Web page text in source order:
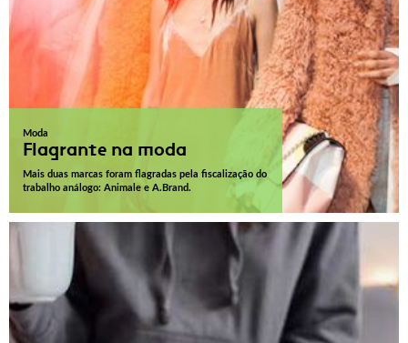
Moda
Flagrante na moda
Mais duas marcas foram flagradas pela fiscalização do
trabalho análogo: Animale e A.Brand.